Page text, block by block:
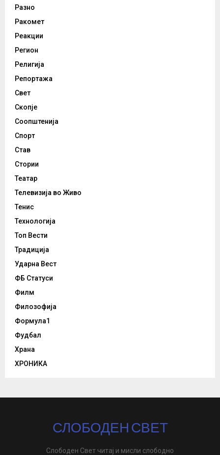
Разно
Ракомет
Реакции
Регион
Религија
Репортажа
Свет
Скопје
Соопштенија
Спорт
Став
Стории
Театар
Телевизија во Живо
Тенис
Технологија
Топ Вести
Традиција
Ударна Вест
ФБ Статуси
Филм
Филозофија
Формула1
Фудбал
Храна
ХРОНИКА
СЛОБОДЕН СВЕТ
Слободен Свет читај и мисли слободно